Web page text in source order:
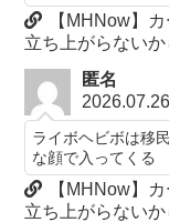
【MHNow】
立ち上がらない
匿名
2026.07.26
ライボヘビボは移
な顔で入ってくる
【MHNow】
立ち上がらない